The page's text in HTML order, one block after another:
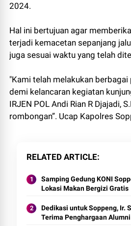
2024.
Hal ini bertujuan agar
terjadi kemacetan sepanjang
juga sesuai waktu yang telah
"Kami telah melakukan
demi kelancaran kegiatan
IRJEN POL Andi Rian R Djajadi,
rombongan”. Ucap Kapolres
RELATED ARTICLE
Samping Gedung KONI
Lokasi Makan Bergizi Gratis
Dedikasi untuk Soppeng, Ir.
Terima Penghargaan Alumni